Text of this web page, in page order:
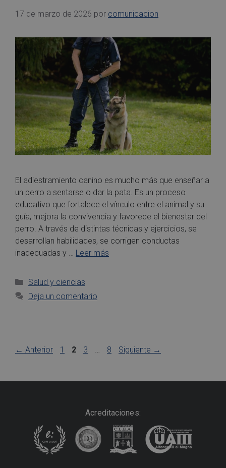
17 de marzo de 2026 por comunicacion
El adiestramiento canino es mucho más que enseñar a
un perro a sentarse o dar la pata. Es un proceso
educativo que fortalece el vínculo entre el animal y su
guía, mejora la convivencia y favorece el bienestar del
perro. A través de distintas técnicas y ejercicios, se
desarrollan habilidades, se corrigen conductas
inadecuadas y … Leer más
Salud y ciencias
Deja un comentario
← Anterior 1 2 3 … 8 Siguiente →
Acreditaciones: